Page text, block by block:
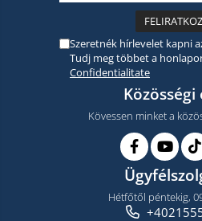
Szeretnék hírlevelet kapni
Tudj meg többet a
Confidentialitate
Közösségi
Kövessen minket a
Hétfőtől péntekig,